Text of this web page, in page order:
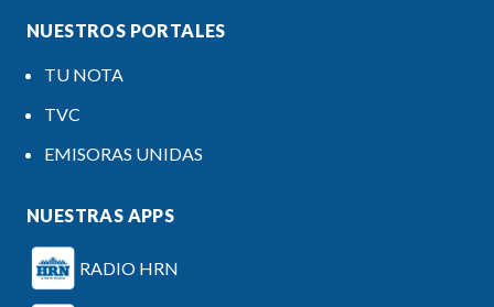
NUESTROS PORTALES
TU NOTA
TVC
EMISORAS UNIDAS
NUESTRAS APPS
RADIO HRN